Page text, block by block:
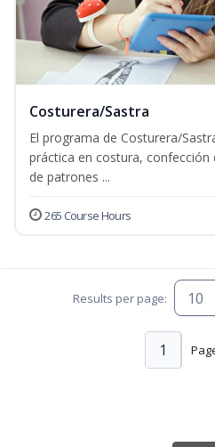
Costurera/Sastra
El programa de Costurera/
práctica en costura, confección
de patrones ...
265 Course Hours
Results per page:
1